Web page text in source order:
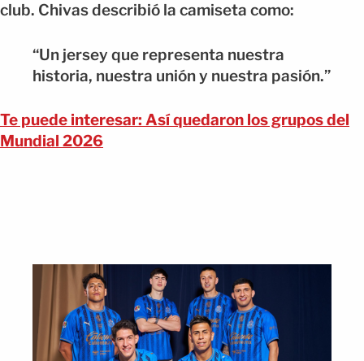
club. Chivas describió la camiseta como:
“Un jersey que representa nuestra
historia, nuestra unión y nuestra pasión.”
Te puede interesar: Así quedaron los grupos del
Mundial 2026